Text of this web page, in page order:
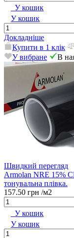
У кошик
У кошик
Докладніше
Купити в 1 клік
У вибране
В
Швидкий перегляд
Armolan NRE 15%
тонувальна плівка.
157.50 грн /м2
У кошик
У кошик